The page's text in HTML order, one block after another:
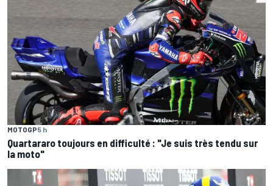
MOTOGP5 h
Quartararo toujours en difficulté : "Je suis très tendu sur
la moto"